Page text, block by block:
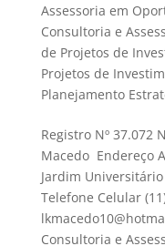
Assessoria em
Consultoria e
de Projetos de
Projetos de
Planejamento
Registro Nº 37.072
Macedo Endereço
Jardim
Telefone Celular
Consultoria e